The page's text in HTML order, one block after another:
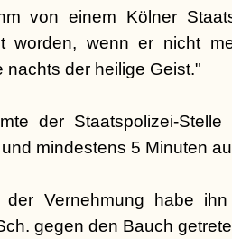
von einem Kölner
worden, wenn er nicht
der heilige Geist."
der Staatspolizei-
mindestens 5 Minuten
Vernehmung habe
gegen den Bauch